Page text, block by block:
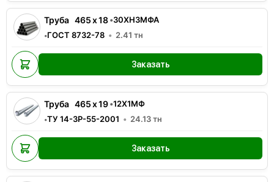
Труба 465x18•30ХН3МФА
•ГОСТ 8732-78 2.41 тн
Заказать
Труба 465x19•12Х1МФ
•ТУ 14-3Р-55-2001 24.13тн
Заказать